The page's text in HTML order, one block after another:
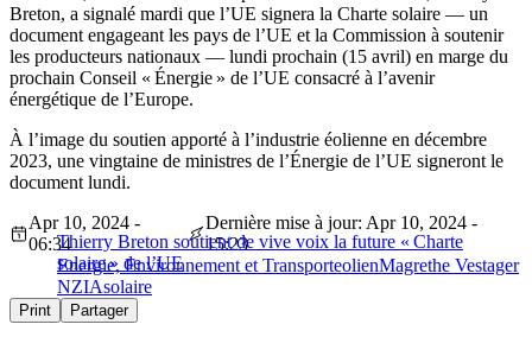
Breton, a signalé mardi que l’UE signera la Charte solaire — un
document engageant les pays de l’UE et la Commission à soutenir
les producteurs nationaux — lundi prochain (15 avril) en marge du
prochain Conseil « Énergie » de l’UE consacré à l’avenir
énergétique de l’Europe.
À l’image du soutien apporté à l’industrie éolienne en décembre
2023, une vingtaine de ministres de l’Énergie de l’UE signeront le
document lundi.
Thierry Breton soutient de vive voix la future « Charte
solaire » de l’UE
Apr 10, 2024 -
06:34
Dernière mise à jour: Apr 10, 2024 -
15:23
Energie, Environnement et TransporteolienMagrethe Vestager
NZIAsolaire
Print Partager